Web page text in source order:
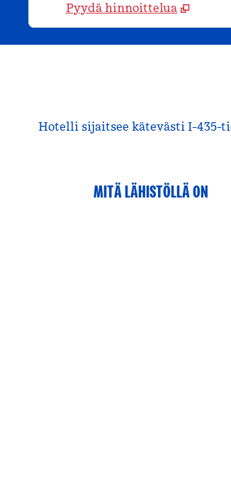
Pyydä hinnoittelua
Hotelli sijaitsee kätevästi I-435-
MITÄ LÄHISTÖLLÄ ON